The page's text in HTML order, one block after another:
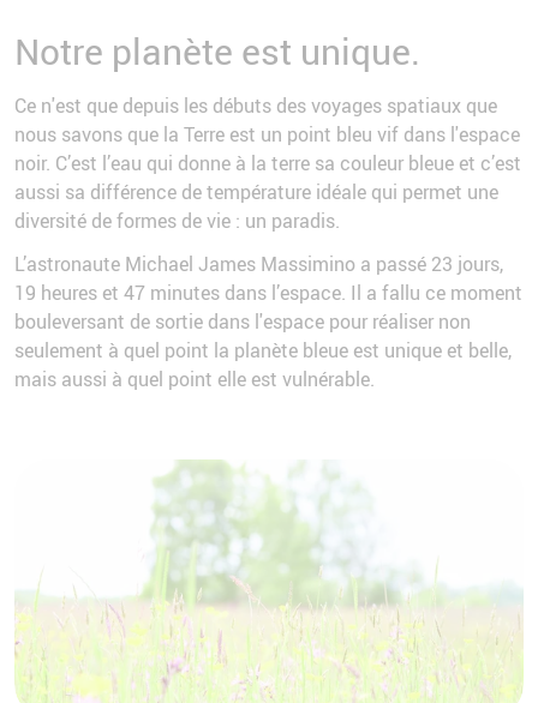
Notre planète est unique.
Ce n'est que depuis les débuts des voyages spatiaux que
nous savons que la Terre est un point bleu vif dans l'espace
noir. C’est l’eau qui donne à la terre sa couleur bleue et c’est
aussi sa différence de température idéale qui permet une
diversité de formes de vie : un paradis.
L’astronaute Michael James Massimino a passé 23 jours,
19 heures et 47 minutes dans l’espace. Il a fallu ce moment
bouleversant de sortie dans l'espace pour réaliser non
seulement à quel point la planète bleue est unique et belle,
mais aussi à quel point elle est vulnérable.